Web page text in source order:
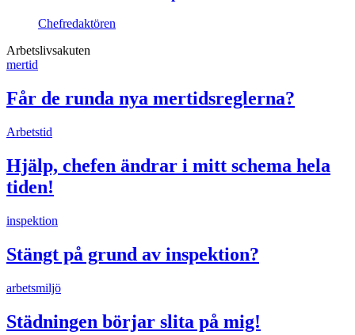
Chefredaktören
Arbetslivsakuten
mertid
Får de runda nya mertidsreglerna?
Arbetstid
Hjälp, chefen ändrar i mitt schema hela
tiden!
inspektion
Stängt på grund av inspektion?
arbetsmiljö
Städningen börjar slita på mig!